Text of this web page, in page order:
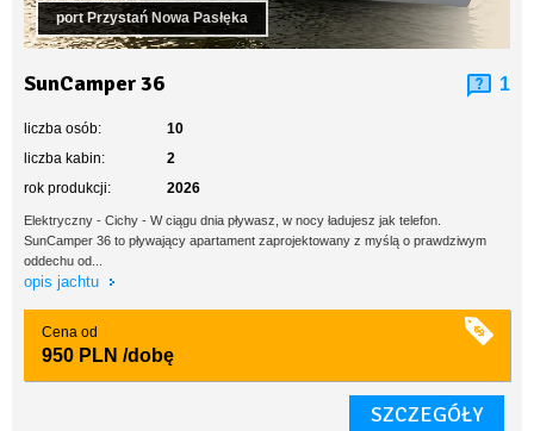
port Przystań Nowa Pasłęka
SunCamper 36 1
liczba osób:
10
liczba kabin:
2
rok produkcji:
2026
Elektryczny - Cichy - W ciągu dnia pływasz, w nocy ładujesz jak telefon.
SunCamper 36 to pływający apartament zaprojektowany z myślą o prawdziwym
oddechu od...
opis jachtu
Cena od
950 PLN /dobę
SZCZEGÓŁY